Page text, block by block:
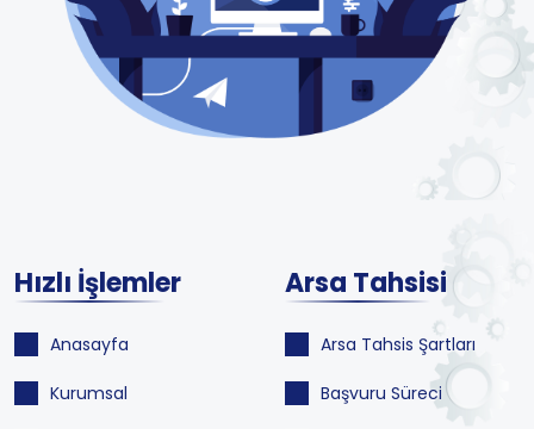
Hızlı İşlemler
Anasayfa
Kurumsal
Arsa Tahsisi
Arsa Tahsis Şartları
Başvuru Süreci